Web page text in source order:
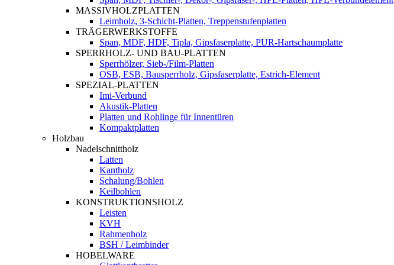
MASSIVHOLZPLATTEN
Leimholz, 3-Schicht-Platten, Treppenstufenplatten
TRÄGERWERKSTOFFE
Span, MDF, HDF, Tipla, Gipsfaserplatte, PUR-Hartschaumplatte
SPERRHOLZ- UND BAU-PLATTEN
Sperrhölzer, Sieb-/Film-Platten
OSB, ESB, Bausperrholz, Gipsfaserplatte, Estrich-Element
SPEZIAL-PLATTEN
Imi-Verbund
Akustik-Platten
Platten und Rohlinge für Innentüren
Kompaktplatten
Holzbau
Nadelschnittholz
Latten
Kantholz
Schalung/Bohlen
Keilbohlen
KONSTRUKTIONSHOLZ
Leisten
KVH
Rahmenholz
BSH / Leimbinder
HOBELWARE